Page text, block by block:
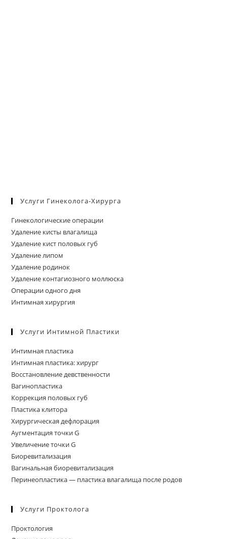
Услуги Гинеколога-Хирурга
Гинекологические операции
Удаление кисты влагалища
Удаление кист половых губ
Удаление липом
Удаление родинок
Удаление контагиозного моллюска
Операции одного дня
Интимная хирургия
Услуги Интимной Пластики
Интимная пластика
Интимная пластика: хирург
Восстановление девственности
Вагинопластика
Коррекция половых губ
Пластика клитора
Хирургическая дефлорация
Аугментация точки G
Увеличение точки G
Биоревитализация
Вагинальная биоревитализация
Перинеопластика — пластика влагалища после родов
Услуги Проктолога
Проктология